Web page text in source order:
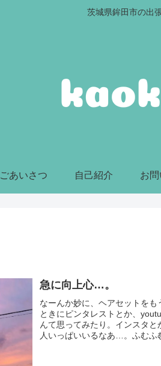
茨城県鉾田市の出
ごあいさつ 自己紹介 お
急に向上心…。
なーんか妙に、ヘアセットを
ときにピンタレストとか、
んて思ってみたり。インスタ
人いっぱいいるなあ…。ふむふ